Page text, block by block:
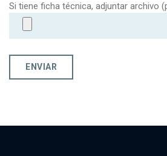
Si tiene ficha técnica, adjuntar archivo